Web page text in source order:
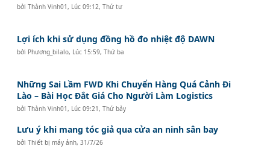
bởiThành Vinh01 , Lúc 09:12, Thứ tư
Lợi ích khi sử dụng đồng hồ đo nhiệt độ DAWN
bởi Phương_bilalo, Lúc 15:59, Thứ ba
Những Sai Lầm FWD Khi Chuyển Hàng Quá Cảnh Đi
Lào – Bài Học Đắt Giá Cho Người Làm Logistics
bởiThành Vinh01 , Lúc 09:21, Thứ bảy
Lưu ý khi mang tóc giả qua cửa an ninh sân bay
bởiThiết bị máy ảnh,31/7/26